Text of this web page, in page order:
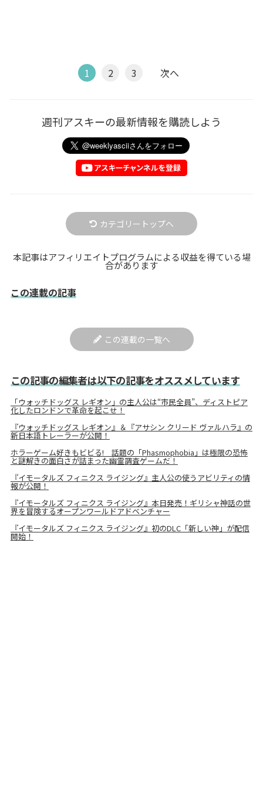
1 2 3 次へ
週刊アスキーの最新情報を購読しよう
カテゴリートップへ
本記事はアフィリエイトプログラムによる収益を得ている場
合があります
この連載の記事
この連載の一覧へ
この記事の編集者は以下の記事をオススメしています
「ウォッチドッグス レギオン」の主人公は“市民全員”、ディストピア
化したロンドンで革命を起こせ！
『ウォッチドッグス レギオン』＆『アサシン クリード ヴァルハラ』の
新日本語トレーラーが公開！
ホラーゲーム好きもビビる! 話題の「Phasmophobia」は極限の恐怖
と謎解きの面白さが詰まった幽霊調査ゲームだ！
『イモータルズ フィニクス ライジング』主人公の使うアビリティの情
報が公開！
『イモータルズ フィニクス ライジング』本日発売！ギリシャ神話の世
界を冒険するオープンワールドアドベンチャー
『イモータルズ フィニクス ライジング』初のDLC「新しい神」が配信
開始！